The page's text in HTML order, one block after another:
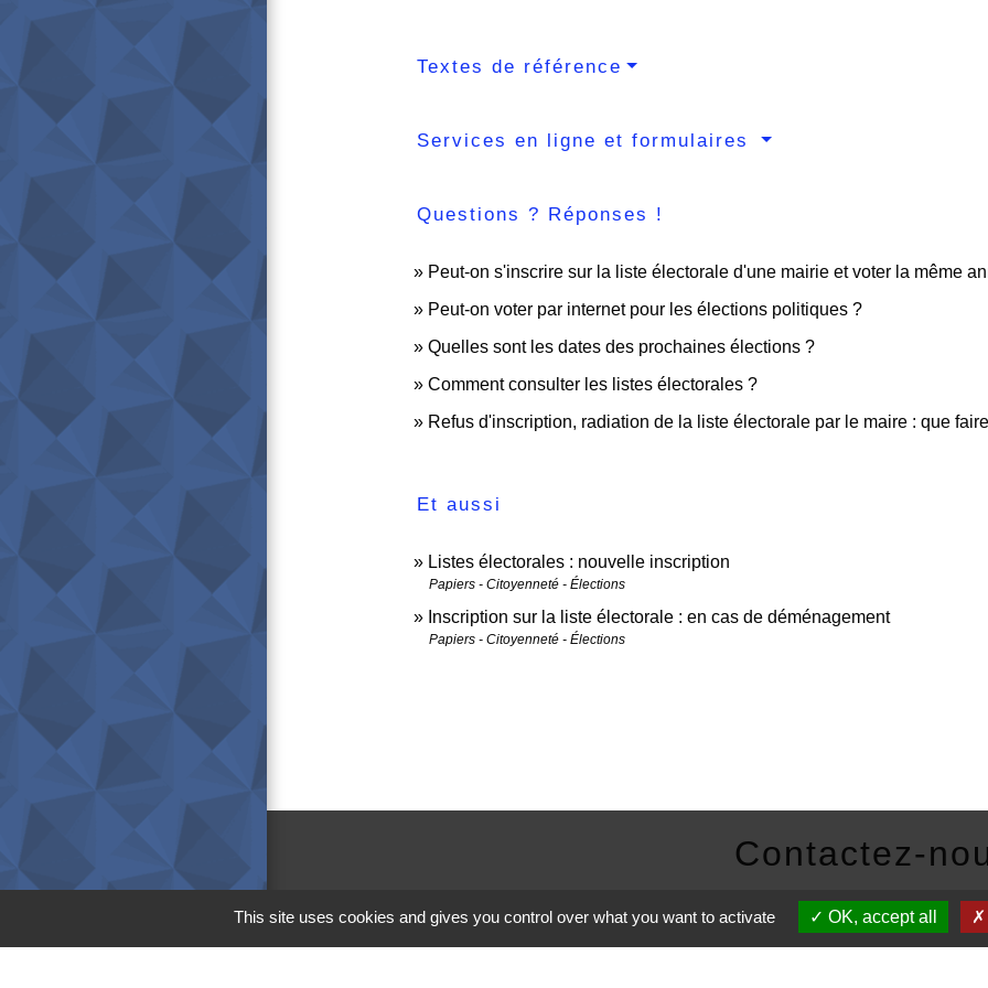
Textes de référence
Services en ligne et formulaires
Questions ? Réponses !
Peut-on s'inscrire sur la liste électorale d'une mairie et voter la même
Peut-on voter par internet pour les élections politiques ?
Quelles sont les dates des prochaines élections ?
Comment consulter les listes électorales ?
Refus d'inscription, radiation de la liste électorale par le maire : que
Et aussi
Listes électorales : nouvelle inscription
Papiers - Citoyenneté - Élections
Inscription sur la liste électorale : en cas de déménagement
Papiers - Citoyenneté - Élections
Contactez-
Commune de Janneyrias
30, route Crémieu
38280 Janneyrias - FRANCE
This site uses cookies and gives you control over what you want to activate OK, accept all